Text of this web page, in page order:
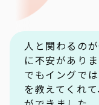
人と関わるの
に不安がありま
でもイングで
を教えてくれ